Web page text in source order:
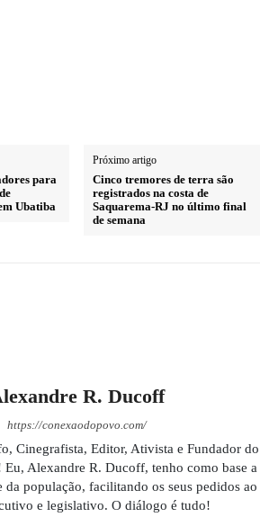
para
Ubatiba
Próximo artigo
Cinco tremores de terra são
registrados na costa de
Saquarema-RJ no último final
de semana
R. Ducoff
https://conexaodopovo.com/
Cinegrafista, Editor, Ativista e Fundador do
Eu, Alexandre R. Ducoff, tenho como base a
da população, facilitando os seus pedidos ao
e legislativo. O diálogo é tudo!